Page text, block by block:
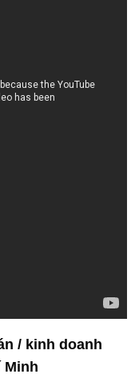
là một đơn vị
và phân phối hóa
sản. Chúng tôi tự
tiến và quy trình